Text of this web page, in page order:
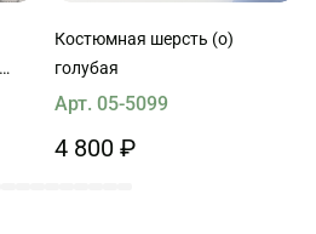
Костюмная шерсть (о)
голубая
Арт. 05-5099
4 800 ₽